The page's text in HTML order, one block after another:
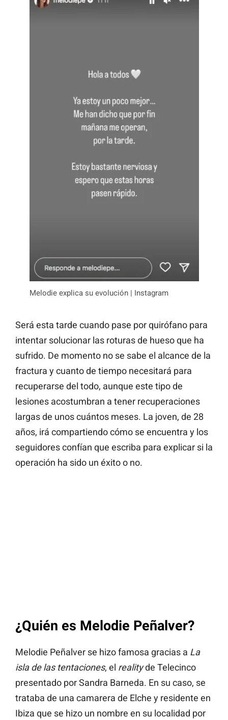
Melodie explica su evolución | Instagram
Será esta tarde cuando pase por quirófano para
intentar solucionar las roturas de hueso que ha
sufrido. De momento no se sabe el alcance de la
fractura y cuanto de tiempo necesitará para
recuperarse del todo, aunque este tipo de
lesiones acostumbran a tener recuperaciones
largas de unos cuántos meses. La joven, de 28
años, irá compartiendo cómo se encuentra y los
seguidores confían que escriba para explicar si la
operación ha sido un éxito o no.
¿Quién es Melodie Peñalver?
Melodie Peñalver se hizo famosa gracias a La
isla de las tentaciones, el realityde Telecinco
presentado por Sandra Barneda. En su caso, se
trataba de una camarera de Elche y residente en
Ibiza que se hizo un nombre en su localidad por